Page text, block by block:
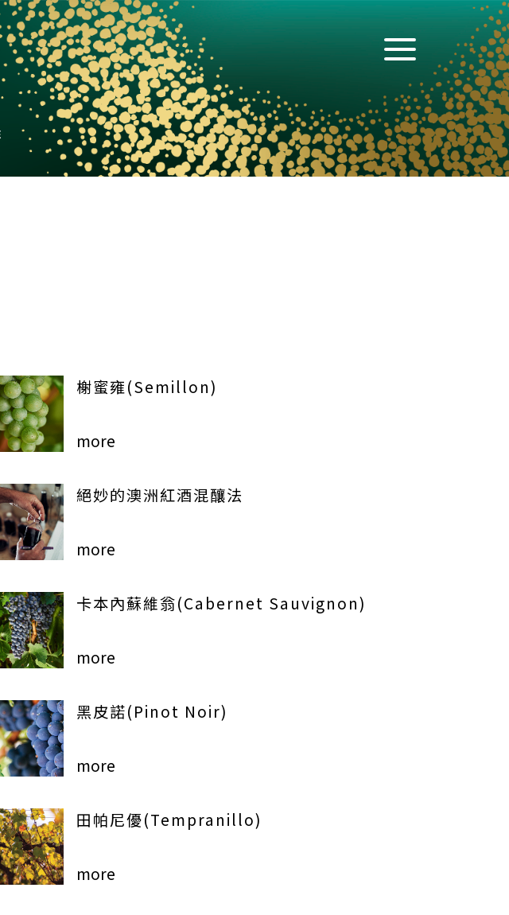
榭蜜雍(Semillon)
more
絕妙的澳洲紅酒混釀法
more
卡本內蘇維翁(Cabernet Sauvignon)
more
黑皮諾(Pinot Noir)
more
田帕尼優(Tempranillo)
more